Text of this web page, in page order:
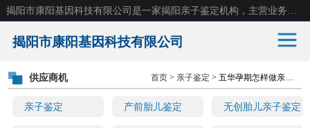
揭阳市康阳基因科技有限公司
亲子鉴定 产前胎儿鉴定 无创胎儿亲子鉴定
供应商机 首页 > 亲子鉴定 > 五华孕期怎样做亲子鉴定 结果具有法律效力
亲子鉴定 产前胎儿鉴定